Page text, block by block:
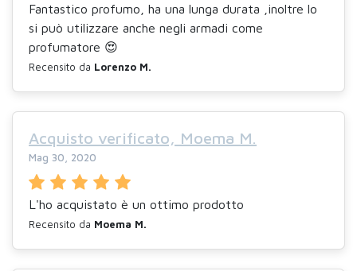
Fantastico profumo, ha una lunga durata ,inoltre lo
si può utilizzare anche negli armadi come
profumatore 😍
Recensito da Lorenzo M.
Acquisto verificato, Moema M.
Mag 30, 2020
L'ho acquistato è un ottimo prodotto
Recensito da Moema M.